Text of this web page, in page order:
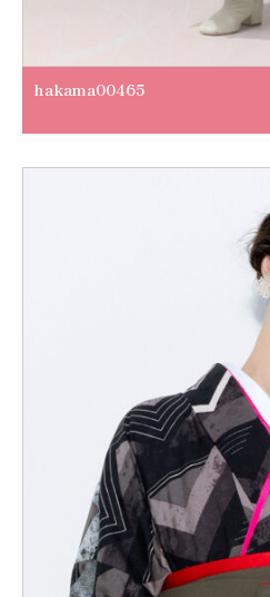
hakama00465